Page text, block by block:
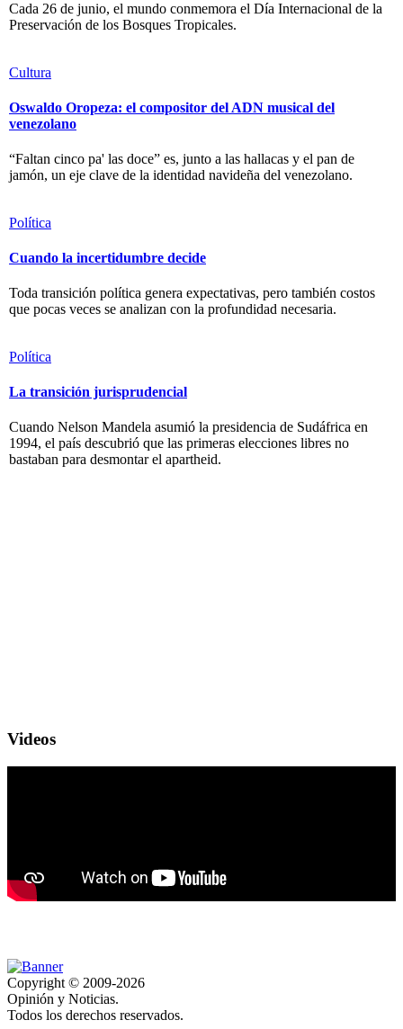
Cada 26 de junio, el mundo conmemora el Día Internacional de la
Preservación de los Bosques Tropicales.
Cultura
Oswaldo Oropeza: el compositor del ADN musical del
venezolano
“Faltan cinco pa' las doce” es, junto a las hallacas y el pan de
jamón, un eje clave de la identidad navideña del venezolano.
Política
Cuando la incertidumbre decide
Toda transición política genera expectativas, pero también costos
que pocas veces se analizan con la profundidad necesaria.
Política
La transición jurisprudencial
Cuando Nelson Mandela asumió la presidencia de Sudáfrica en
1994, el país descubrió que las primeras elecciones libres no
bastaban para desmontar el apartheid.
Videos
Copyright © 2009-2026
Opinión y Noticias.
Todos los derechos reservados.